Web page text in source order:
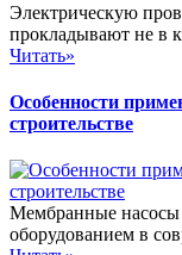
Электрическую
прокладывают не в
Читать»
Особенности
строительстве
Мембранные насосы
оборудованием в